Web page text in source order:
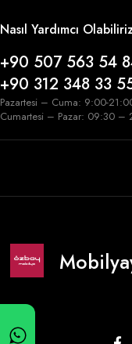
Nasıl Yardımcı
+90 507 563 54
+90 312 348 33
Pazartesi – Cuma: 9:00-
Cumartesi – Pazar: 09:30 –